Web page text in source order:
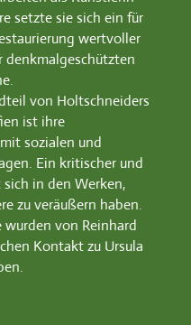
setzte sie sich ein für
wertvoller
denkmalgeschützten
von Holtschneiders
ist ihre
sozialen und
Ein kritischer und
in den Werken,
zu veräußern haben.
von Reinhard
Kontakt zu Ursula